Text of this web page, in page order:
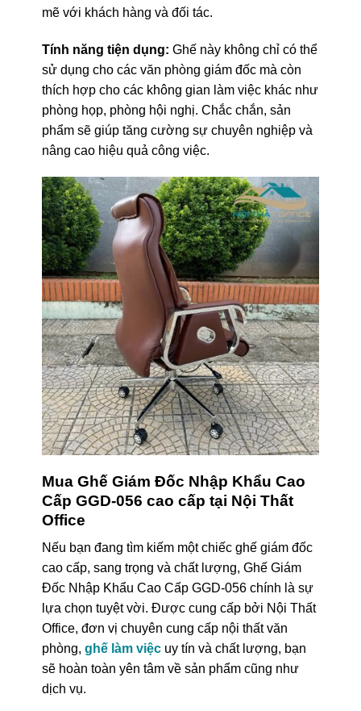
mẽ với khách hàng và đối tác.
Tính năng tiện dụng: Ghế này không chỉ có thể
sử dụng cho các văn phòng giám đốc mà còn
thích hợp cho các không gian làm việc khác như
phòng họp, phòng hội nghị. Chắc chắn, sản
phẩm sẽ giúp tăng cường sự chuyên nghiệp và
nâng cao hiệu quả công việc.
Mua Ghế Giám Đốc Nhập Khẩu Cao
Cấp GGD-056 cao cấp tại Nội Thất
Office
Nếu bạn đang tìm kiếm một chiếc ghế giám đốc
cao cấp, sang trọng và chất lượng, Ghế Giám
Đốc Nhập Khẩu Cao Cấp GGD-056 chính là sự
lựa chọn tuyệt vời. Được cung cấp bởi Nội Thất
Office, đơn vị chuyên cung cấp nội thất văn
phòng, ghế làm việcuy tín và chất lượng, bạn
sẽ hoàn toàn yên tâm về sản phẩm cũng như
dịch vụ.